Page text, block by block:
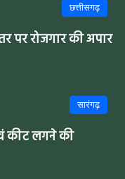
छत्तीसगढ़
पर रोजगार की अपार
सारंगढ़
कीट लगने की